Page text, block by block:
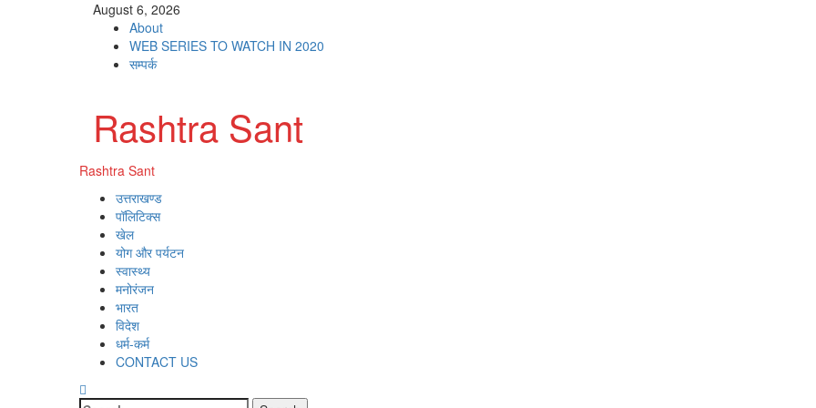
August 6, 2026
About
WEB SERIES TO WATCH IN 2020
सम्पर्क
Rashtra Sant
Primary
Rashtra Sant
उत्तराखण्ड
पॉलिटिक्स
खेल
योग और पर्यटन
स्वास्थ्य
मनोरंजन
भारत
विदेश
धर्म-कर्म
CONTACT US